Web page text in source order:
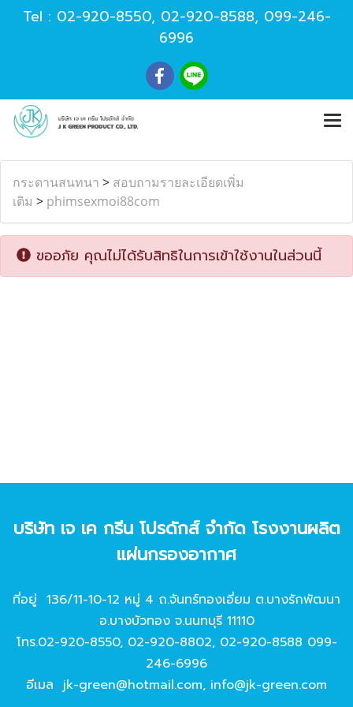
Tel : 02-920-8550, 02-920-8588, 099-246-
6996
กระดานสนทนา > สอบถามรายละเอียดเพิ่ม
เติม > phimsexmoi88com
ขออภัย คุณไม่ได้รับสิทธิในการเข้าใช้งานในส่วนนี้
บริษัท เจ เค กรีน โปรดักส์ จํากัด โรงงานผลิต
แผ่นกรองอากาศ
ที่อยู่ 136/11-10-12 หมู่ 4 ถ.จันทร์ทองเอี่ยม ต.บางรักพัฒนา
อ.บางบัวทอง จ.นนทบุรี 11110
โทร.02-920-8550, 02-920-8802, 02-920-8588 099-
246-6996
อีเมล jk-green@hotmail.com, info@jk-green.com